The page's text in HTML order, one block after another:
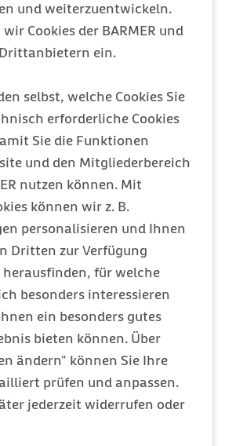
und weiterzuentwickeln.
Cookies der BARMER und
ein.
selbst, welche Cookies Sie
erforderliche Cookies
Sie die Funktionen
und den Mitgliederbereich
nutzen können. Mit
können wir z. B.
personalisieren und Ihnen
Dritten zur Verfügung
herausfinden, für welche
besonders interessieren
ein besonders gutes
bieten können. Über
ändern" können Sie Ihre
prüfen und anpassen.
jederzeit widerrufen oder
diese Daten nun auch
und nutzen. So können
künftig in der ePA Hinweise
Eine aus Sicht der
Regelung, mit der die
noch besser betreuen
die Kassen jedoch die
um passende,
Änderungen
und
dass die derzeitige Begrenzung
auf maximal 30 Prozent
entfällt. Dies ist richtig,
können gerade auf